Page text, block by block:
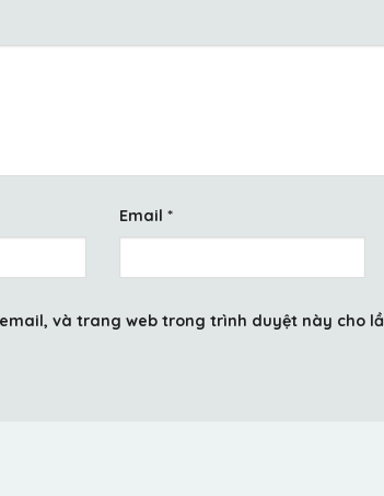
Email *
và trang web trong trình duyệt này cho